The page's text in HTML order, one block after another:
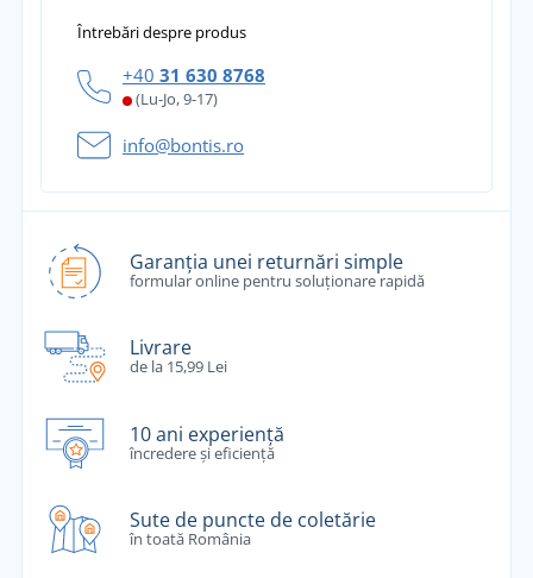
Întrebări despre produs
+40 31 630 8768
(Lu-Jo, 9-17)
info@bontis.ro
Garanția unei returnări simple
formular online pentru soluționare rapidă
Livrare
de la 15,99 Lei
10 ani experiență
încredere și eficiență
Sute de puncte de coletărie
în toată România